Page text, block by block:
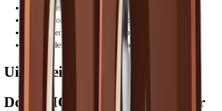
Maalsnelheid relatief langzaam
Kunststof onderdelen voelen minder premium
Timer dosering vereist kalibratie bij nieuwe bonen
Geen stepless verstelling voor ultieme fine-tuning
Uitgebreide review
Dosing IQ: slim doseren zonder